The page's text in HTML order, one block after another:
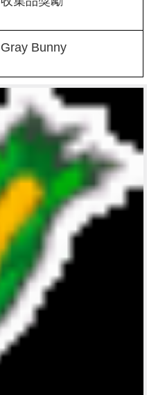
Gray Bunny